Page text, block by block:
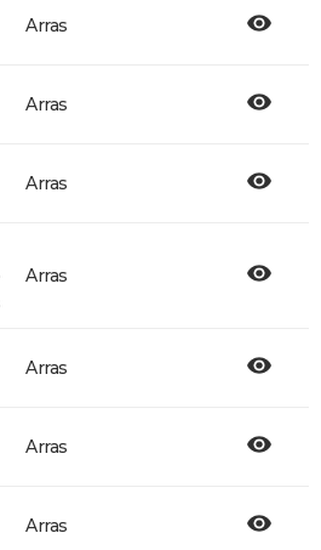
Arras
Arras
Arras
Arras
Arras
Arras
Arras